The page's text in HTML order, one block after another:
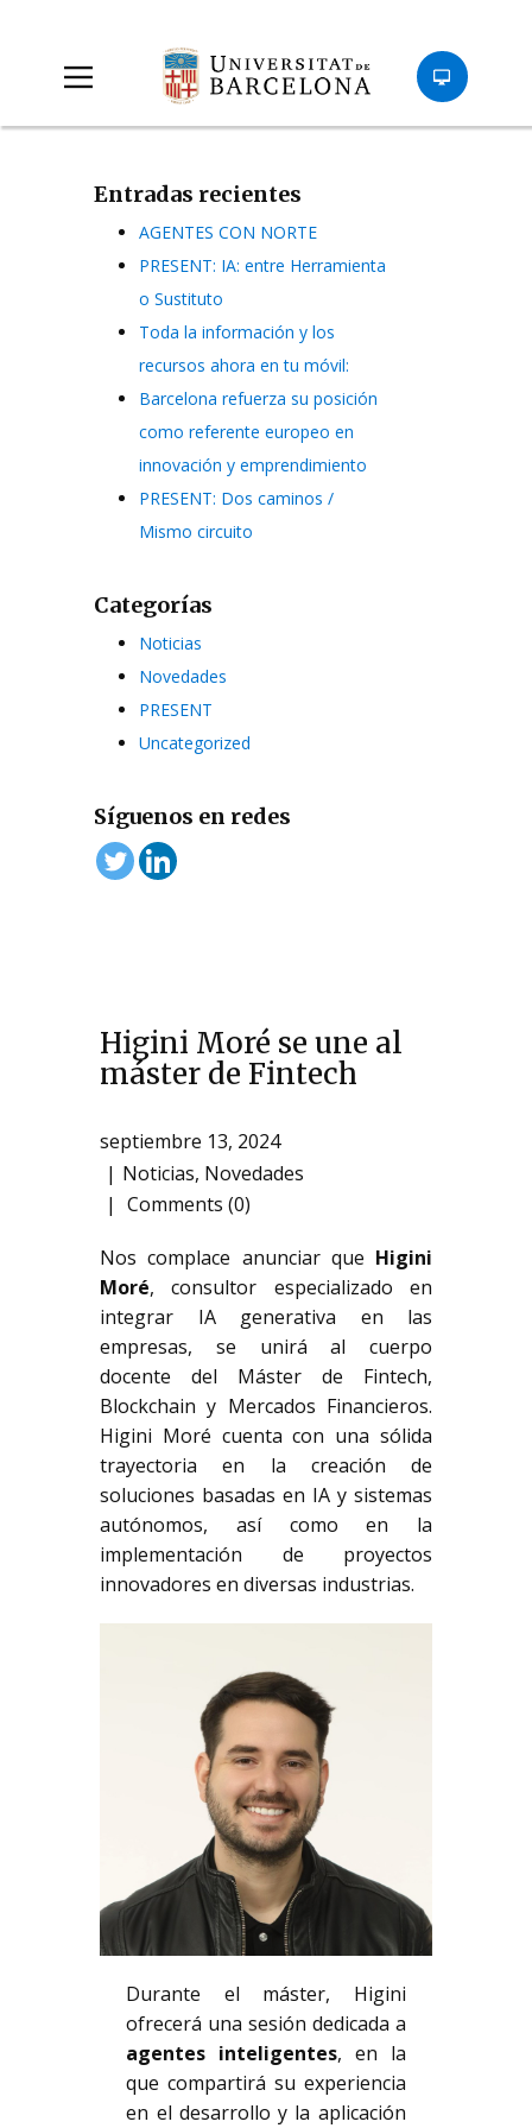
Entradas recientes
AGENTES CON NORTE
PRESENT: IA: entre Herramienta
o Sustituto
Toda la información y los
recursos ahora en tu móvil:
Barcelona refuerza su posición
como referente europeo en
innovación y emprendimiento
PRESENT: Dos caminos /
Mismo circuito
Categorías
Noticias
Novedades
PRESENT
Uncategorized
Síguenos en redes
Higini Moré se une al
máster de Fintech
septiembre 13, 2024
Noticias, Novedades
Comments (0)
Nos complace anunciar que Higini
Moré, consultor especializado en
integrar IA generativa en las
empresas, se unirá al cuerpo
docente del Máster de Fintech,
Blockchain y Mercados Financieros.
Higini Moré cuenta con una sólida
trayectoria en la creación de
soluciones basadas en IA y sistemas
autónomos, así como en la
implementación de proyectos
innovadores en diversas industrias.
Durante el máster, Higini
ofrecerá una sesión dedicada a
agentes inteligentes, en la
que compartirá su experiencia
en el desarrollo y la aplicación